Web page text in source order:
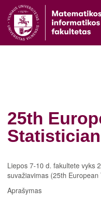
25th
Liepos 7-10 d. fakultete vyks
suvažiavimas (25th
Aprašymas